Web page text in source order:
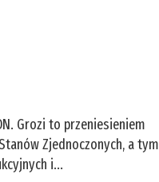
Grozi to przeniesieniem
Zjednoczonych, a tym
i...